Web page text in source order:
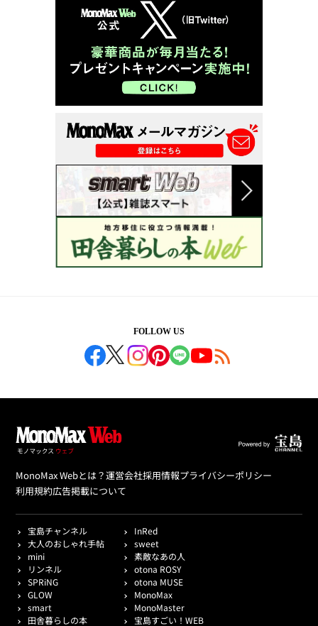
FOLLOW US
MonoMax Webとは？運営会社採用情報プライバシーポリシー
利用規約広告掲載について
宝島チャンネル
InRed
大人のおしゃれ手帖
sweet
mini
素敵なあの人
リンネル
otona ROSY
SPRiNG
otona MUSE
GLOW
MonoMax
smart
MonoMaster
田舎暮らしの本
宝島すごい！WEB